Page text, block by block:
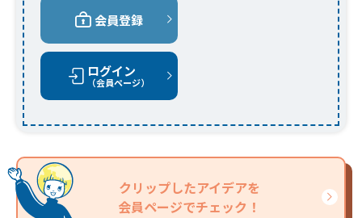
会員登録
ログイン
（会員ページ）
クリップしたアイデアを
会員ページでチェック！